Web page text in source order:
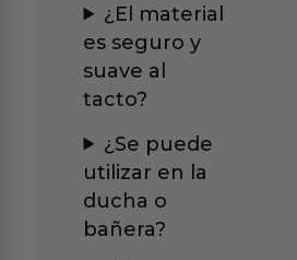
¿El material
es seguro y
suave al
tacto?
¿Se puede
utilizar en la
ducha o
bañera?